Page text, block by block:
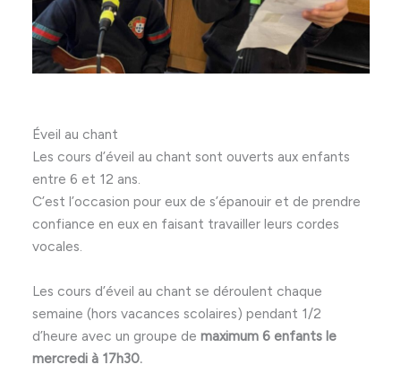
Éveil au chant
Les cours d’éveil au chant sont ouverts aux enfants
entre 6 et 12 ans.
C’est l’occasion pour eux de s’épanouir et de prendre
confiance en eux en faisant travailler leurs cordes
vocales.
Les cours d’éveil au chant se déroulent chaque
semaine (hors vacances scolaires) pendant 1/2
d’heure avec un groupe de maximum 6 enfants le
mercredi à 17h30.